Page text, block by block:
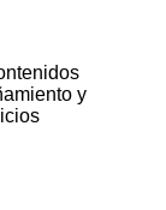
y